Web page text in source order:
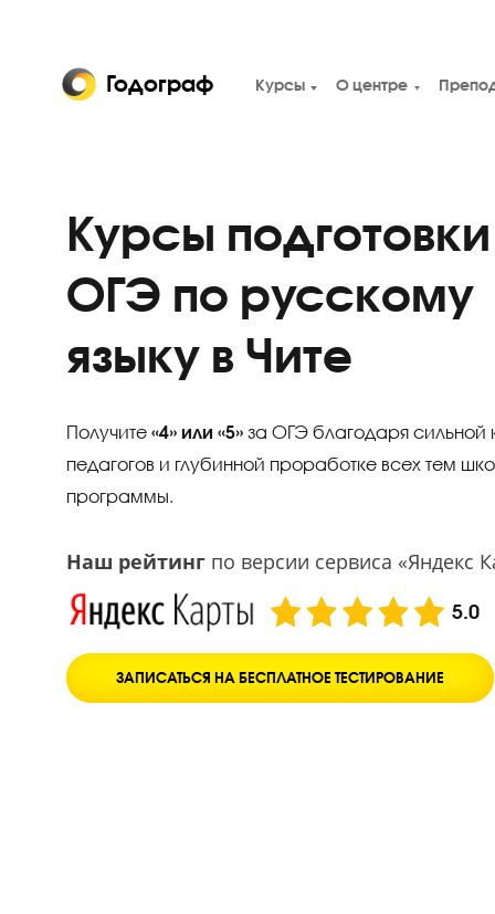
Годограф Курсы О центре
Курсы
ОГЭ по
языку в Чите
Получите«4» или «5» за ОГЭ благодаря
программы.
Наш рейтингпо версии сервиса